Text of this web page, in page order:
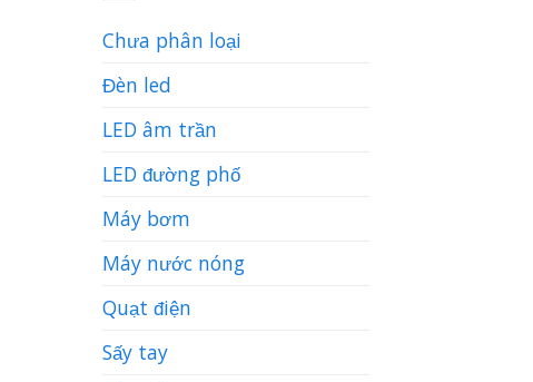
Chưa phân loại
Đèn led
LED âm trần
LED đường phố
Máy bơm
Máy nước nóng
Quạt điện
Sấy tay